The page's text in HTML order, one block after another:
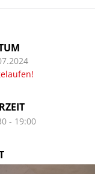
- 19:00